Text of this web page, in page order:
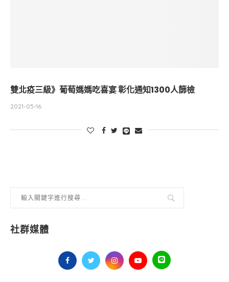
雙北疫三級》葡萄媽媽吃喜宴 彰化通知1300人篩檢
2021-05-16
社群媒體